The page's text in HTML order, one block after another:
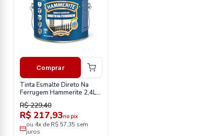
Comprar
Tinta Esmalte Direto Na
Ferrugem Hammerite 2,4L-
Branco
R$ 229,40
R$ 217,93no pix
ou 4x de R$ 57,35 sem
juros